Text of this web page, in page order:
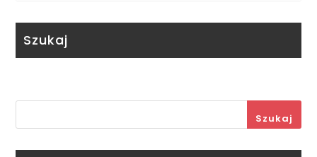
Szukaj
Szukaj